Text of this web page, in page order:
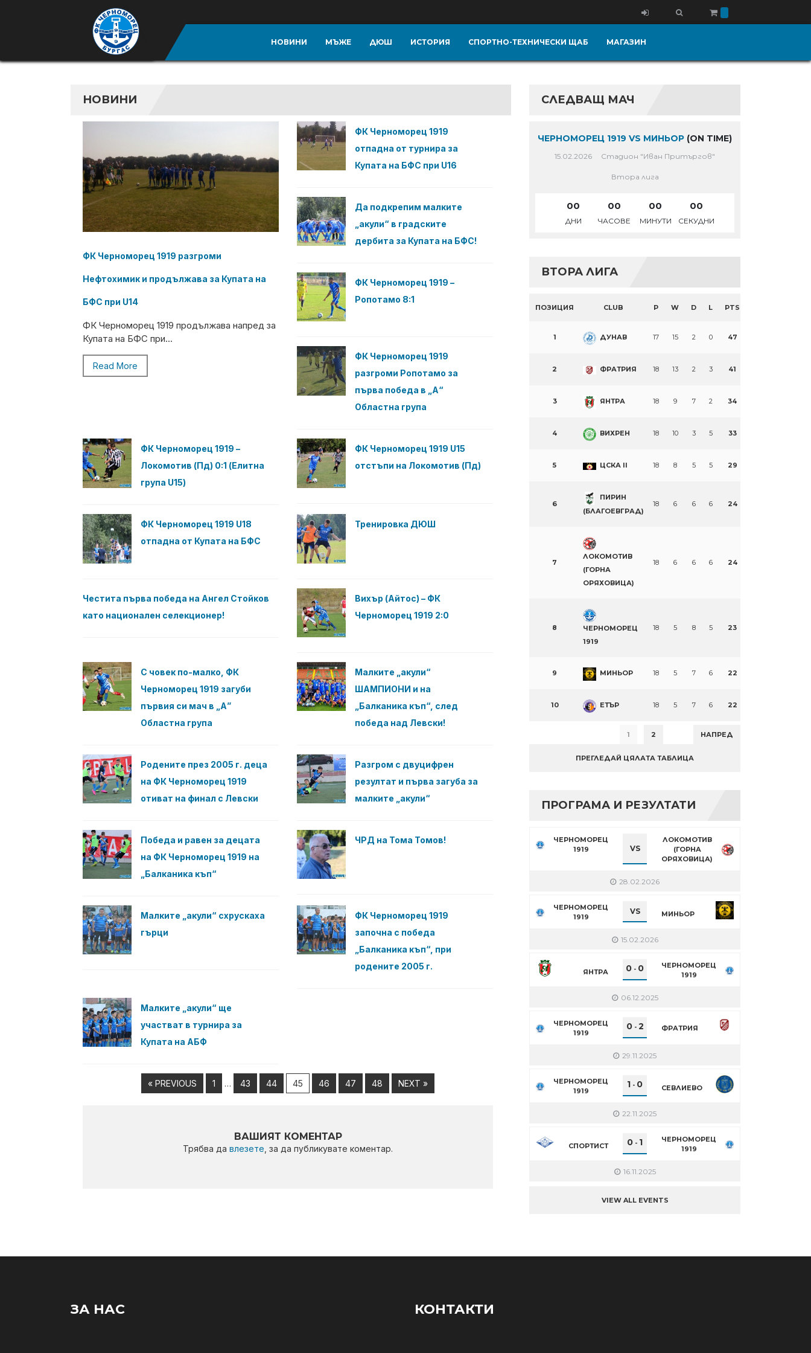
НОВИНИ МЪЖЕ ДЮШ ИСТОРИЯ СПОРТНО-ТЕХНИЧЕСКИ ЩАБ МАГАЗИН
НОВИНИ
ФК Черноморец 1919 разгроми
Нефтохимик и продължава за Купата на
БФС при U14
ФК Черноморец 1919 продължава напред за
Купата на БФС при...
Read More
ФК Черноморец 1919
отпадна от турнира за
Купата на БФС при U16
Да подкрепим малките
„акули“ в градските
дербита за Купата на БФС!
ФК Черноморец 1919 –
Ропотамо 8:1
ФК Черноморец 1919
разгроми Ропотамо за
първа победа в „А“
Областна група
ФК Черноморец 1919 –
Локомотив (Пд) 0:1 (Елитна
група U15)
ФК Черноморец 1919 U15
отстъпи на Локомотив (Пд)
ФК Черноморец 1919 U18
отпадна от Купата на БФС
Тренировка ДЮШ
Честита първа победа на Ангел Стойков
като национален селекционер!
Вихър (Айтос) – ФК
Черноморец 1919 2:0
С човек по-малко, ФК
Черноморец 1919 загуби
първия си мач в „А”
Областна група
Малките „акули“
ШАМПИОНИ и на
„Балканика къп“, след
победа над Левски!
Родените през 2005 г. деца
на ФК Черноморец 1919
отиват на финал с Левски
Разгром с двуцифрен
резултат и първа загуба за
малките „акули“
Победа и равен за децата
на ФК Черноморец 1919 на
„Балканика къп“
ЧРД на Тома Томов!
Малките „акули“ схрускаха
гърци
ФК Черноморец 1919
започна с победа
„Балканика къп“, при
родените 2005 г.
Малките „акули“ ще
участват в турнира за
Купата на АБФ
« PREVIOUS 1 … 43 44 45 46 47 48 NEXT »
ВАШИЯТ КОМЕНТАР
Трябва да влезете, за да публикувате коментар.
СЛЕДВАЩ МАЧ
ЧЕРНОМОРЕЦ 1919 VS МИНЬОР (ON TIME)
15.02.2026 Стадион "Иван Притъргов"
Втора лига
00
ДНИ
00
ЧАСОВЕ
00
МИНУТИ
00
СЕКУДНИ
ВТОРА ЛИГА
ПОЗИЦИЯ CLUB P W D L PTS
1 ДУНАВ 17 15 2 0 47
2 ФРАТРИЯ 18 13 2 3 41
3 ЯНТРА 18 9 7 2 34
4 ВИХРЕН 18 10 3 5 33
5 ЦСКА II 18 8 5 5 29
6
ПИРИН
(БЛАГОЕВГРАД)
18 6 6 6 24
7
ЛОКОМОТИВ
(ГОРНА
ОРЯХОВИЦА)
18 6 6 6 24
8
ЧЕРНОМОРЕЦ
1919
18 5 8 5 23
9 МИНЬОР 18 5 7 6 22
10 ЕТЪР 18 5 7 6 22
1 2 НАПРЕД
ПРЕГЛЕДАЙ ЦЯЛАТА ТАБЛИЦА
ПРОГРАМА И РЕЗУЛТАТИ
ЧЕРНОМОРЕЦ
1919
VS
ЛОКОМОТИВ
(ГОРНА
ОРЯХОВИЦА)
28.02.2026
ЧЕРНОМОРЕЦ
1919
VS МИНЬОР
15.02.2026
ЯНТРА 0 - 0
ЧЕРНОМОРЕЦ
1919
06.12.2025
ЧЕРНОМОРЕЦ
1919
0- 2 ФРАТРИЯ
29.11.2025
ЧЕРНОМОРЕЦ
1919
1 - 0 СЕВЛИЕВО
22.11.2025
СПОРТИСТ 0 - 1
ЧЕРНОМОРЕЦ
1919
16.11.2025
VIEW ALL EVENTS
ЗА НАС КОНТАКТИ